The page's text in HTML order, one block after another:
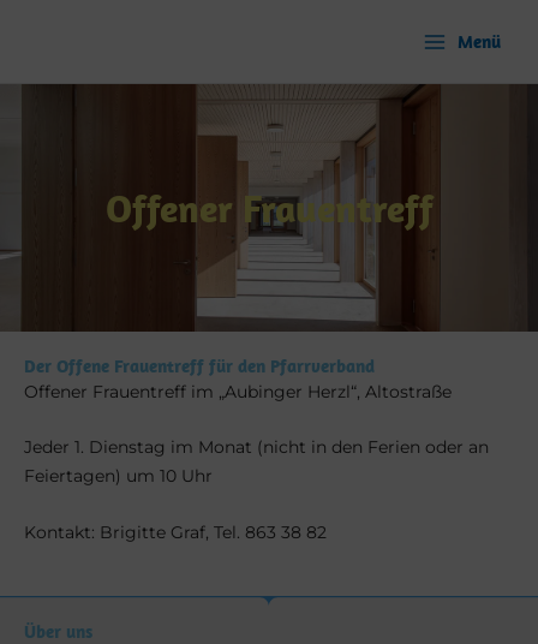
Menü
Offener Frauentreff
Der Offene Frauentreff für den Pfarrverband
Offener Frauentreff im „Aubinger Herzl“, Altostraße
Jeder 1. Dienstag im Monat (nicht in den Ferien oder an
Feiertagen) um 10 Uhr
Kontakt: Brigitte Graf, Tel. 863 38 82
Über uns